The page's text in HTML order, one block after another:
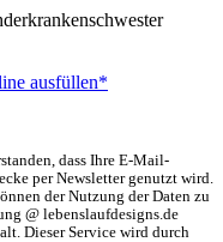
ausfüllen*
dass Ihre E-Mail-
per Newsletter genutzt wird.
der Nutzung der Daten zu
@ lebenslaufdesigns.de
Dieser Service wird durch